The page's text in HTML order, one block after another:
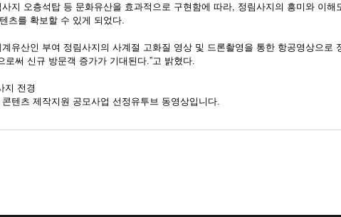
지 오층석탑 등 문화유산을 효과적으로 구현함에 따라, 정림사지의 흥미와 이해
츠를 확보할 수 있게 되었다.
계유산인 부여 정림사지의 사계절 고화질 영상 및 드론촬영을 통한 항공영상으로
로써 신규 방문객 증가가 기대된다.”고 밝혔다.
지 전경
텐츠 제작지원 공모사업 선정유투브 동영상입니다.